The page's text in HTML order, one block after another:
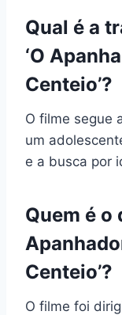
Qual é a
‘O
Centeio’?
O filme segue
um
e a busca por
Quem é o
Centeio’?
O filme foi